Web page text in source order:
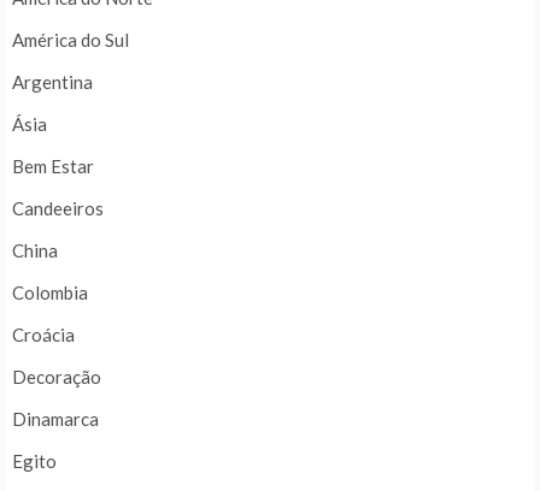
América do Sul
Argentina
Ásia
Bem Estar
Candeeiros
China
Colombia
Croácia
Decoração
Dinamarca
Egito